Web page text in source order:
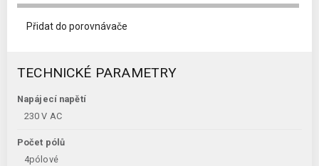
Přidat do porovnávače
TECHNICKÉ PARAMETRY
Napájecí napětí
230 V AC
Počet pólů
4pólové